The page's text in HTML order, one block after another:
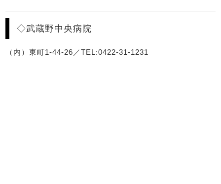
◇武蔵野中央病院
（内）東町1-44-26／TEL:0422-31-1231